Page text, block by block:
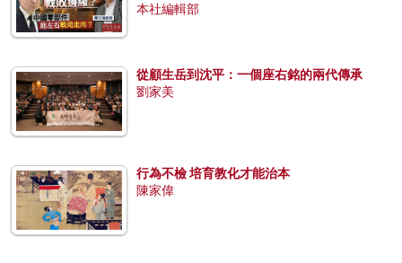
本社編輯部
從顧生岳到沈平：一個座右銘的兩代傳承
劉家美
行為不檢 培育教化才能治本
陳家偉